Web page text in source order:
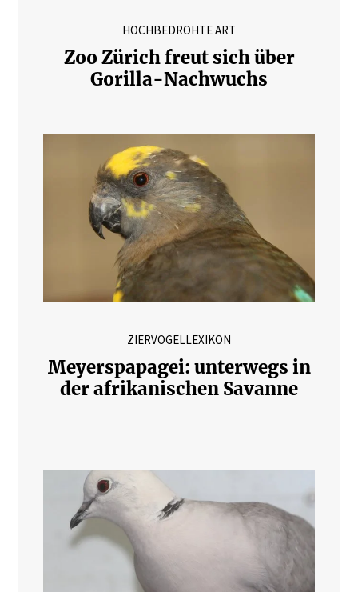
HOCHBEDROHTE ART
Zoo Zürich freut sich über
Gorilla-Nachwuchs
ZIERVOGELLEXIKON
Meyerspapagei: unterwegs in
der afrikanischen Savanne